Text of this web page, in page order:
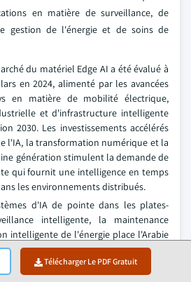
Télécharger Le PDF Gratuit
en matière de surveillance, de
gestion de l'énergie et de soins de
du matériel Edge AI a été évalué à
en 2024, alimenté par les avancées
en matière de mobilité électrique,
et d'infrastructure intelligente
2030. Les investissements accélérés
l'IA, la transformation numérique et la
génération stimulent la demande de
qui fournit une intelligence en temps
les environnements distribués.
d'IA de pointe dans les plates-
intelligente, la maintenance
intelligente de l'énergie place l'Arabie
adoptants de technologies d'IA
que le pays intensifie ses efforts
la souveraineté technologique, de la